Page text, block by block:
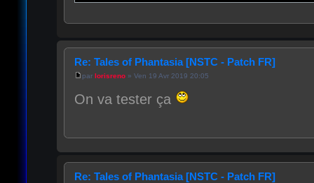
Re: Tales of Phantasia [NSTC - Patch FR]
par lorisreno» Ven 19 Avr 2019 20:05
On va tester ça
Re: Tales of Phantasia [NSTC - Patch FR]